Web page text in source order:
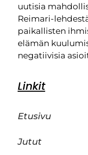
uutisia
Reimari-
paikallisten
elämän
negatiivisia
Linkit
Etusivu
Jutut